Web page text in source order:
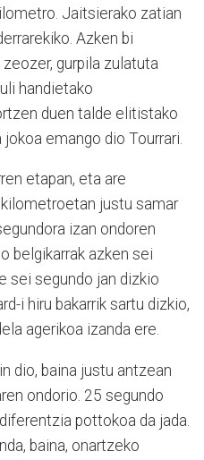
Jaitsierako zatian
Azken bi
gurpila zulatuta
handietako
duen talde elitistako
emango dio Tourrari.
etapan, eta are
justu samar
izan ondoren
belgikarrak azken sei
sei segundo jan dizkio
i hiru bakarrik sartu dizkio,
agerikoa izanda ere.
dio, baina justu antzean
ondorio. 25 segundo
pottokoa da jada.
baina, onartzeko